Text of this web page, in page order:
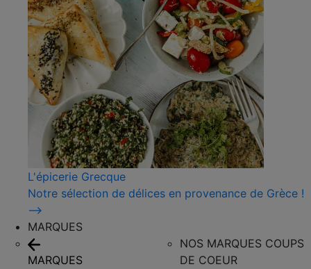
L'épicerie Grecque
Notre sélection de délices en provenance de Grèce !
⟶
MARQUES
MARQUES
NOS MARQUES COUPS
DE COEUR